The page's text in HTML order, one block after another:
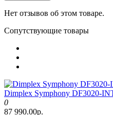
Нет отзывов об этом товаре.
Сопутствующие товары
Dimplex Symphony DF3020-
0
87 990.00р.